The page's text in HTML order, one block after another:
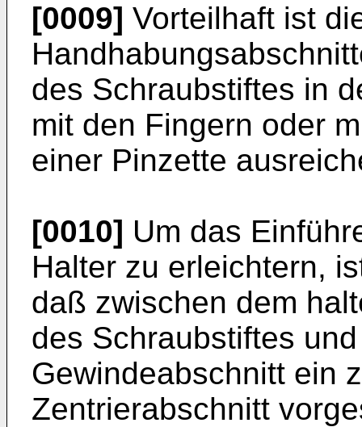
[0009] Vorteilhaft ist
des Schraubstiftes in
mit den Fingern oder
einer Pinzette
[0010] Um das
Halter zu erleichtern,
daß zwischen dem
des Schraubstiftes
Gewindeabschnitt ein
Zentrierabschnitt